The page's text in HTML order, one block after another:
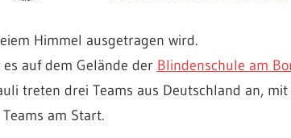
Himmel ausgetragen wird.
auf dem Gelände der Blindenschule am
treten drei Teams aus Deutschland an,
am Start.